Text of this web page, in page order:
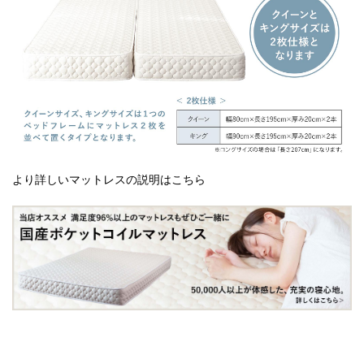
より詳しいマットレスの説明はこちら